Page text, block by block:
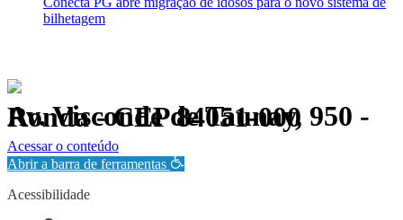
bilhetagem
Av. Visconde de Taunay, 950 - Ronda - CEP 84051-000
Política de Privacidade.
Acessar o conteúdo
Abrir a barra de ferramentas
Acessibilidade